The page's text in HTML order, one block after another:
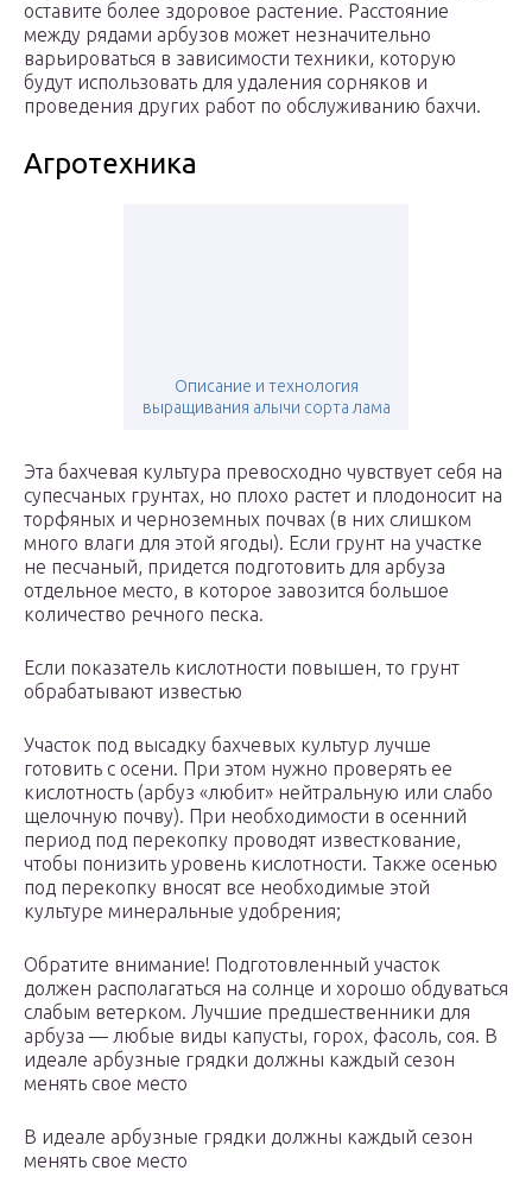
оставите более здоровое растение. Расстояние
между рядами арбузов может незначительно
варьироваться в зависимости техники, которую
будут использовать для удаления сорняков и
проведения других работ по обслуживанию бахчи.
Агротехника
Описание и технология
выращивания алычи сорта лама
Эта бахчевая культура превосходно чувствует себя на
супесчаных грунтах, но плохо растет и плодоносит на
торфяных и черноземных почвах (в них слишком
много влаги для этой ягоды). Если грунт на участке
не песчаный, придется подготовить для арбуза
отдельное место, в которое завозится большое
количество речного песка.
Если показатель кислотности повышен, то грунт
обрабатывают известью
Участок под высадку бахчевых культур лучше
готовить с осени. При этом нужно проверять ее
кислотность (арбуз «любит» нейтральную или слабо
щелочную почву). При необходимости в осенний
период под перекопку проводят известкование,
чтобы понизить уровень кислотности. Также осенью
под перекопку вносят все необходимые этой
культуре минеральные удобрения;
Обратите внимание! Подготовленный участок
должен располагаться на солнце и хорошо обдуваться
слабым ветерком. Лучшие предшественники для
арбуза — любые виды капусты, горох, фасоль, соя. В
идеале арбузные грядки должны каждый сезон
менять свое место
В идеале арбузные грядки должны каждый сезон
менять свое место